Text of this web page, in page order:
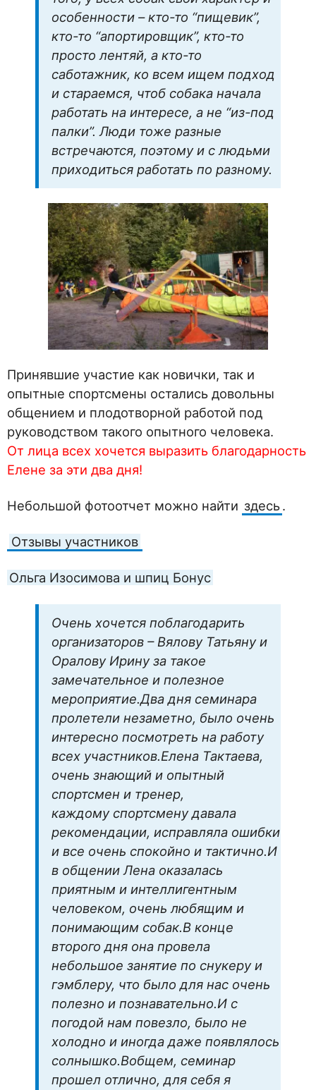
особенности – кто-то “пищевик”,
кто-то “апортировщик”, кто-то
просто лентяй, а кто-то
саботажник, ко всем ищем подход
и стараемся, чтоб собака начала
работать на интересе, а не “из-под
палки”. Люди тоже разные
встречаются, поэтому и с людьми
приходиться работать по разному.
Принявшие участие как новички, так и
опытные спортсмены остались довольны
общением и плодотворной работой под
руководством такого опытного человека.
От лица всех хочется выразить благодарность
Елене за эти два дня!
Небольшой фотоотчет можно найти здесь.
Отзывы участников
Ольга Изосимова и шпиц Бонус
Очень хочется поблагодарить
организаторов – Вялову Татьяну и
Оралову Ирину за такое
замечательное и полезное
мероприятие.Два дня семинара
пролетели незаметно, было очень
интересно посмотреть на работу
всех участников.Елена Тактаева,
очень знающий и опытный
спортсмен и тренер,
каждому спортсмену давала
рекомендации, исправляла ошибки
и все очень спокойно и тактично.И
в общении Лена оказалась
приятным и интеллигентным
человеком, очень любящим и
понимающим собак.В конце
второго дня она провела
небольшое занятие по снукеру и
гэмблеру, что было для нас очень
полезно и познавательно.И с
погодой нам повезло, было не
холодно и иногда даже появлялось
солнышко.Вобщем, семинар
прошел отлично, для себя я